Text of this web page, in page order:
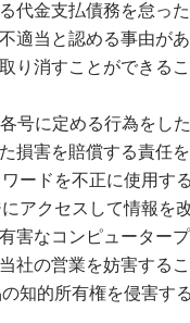
代金支払債務を怠っ
適当と認める事由が
り消すことができるこ
号に定める行為をし
損害を賠償する責任を
ードを不正に使用す
アクセスして情報を
害なコンピューター
社の営業を妨害するこ
知的所有権を侵害す